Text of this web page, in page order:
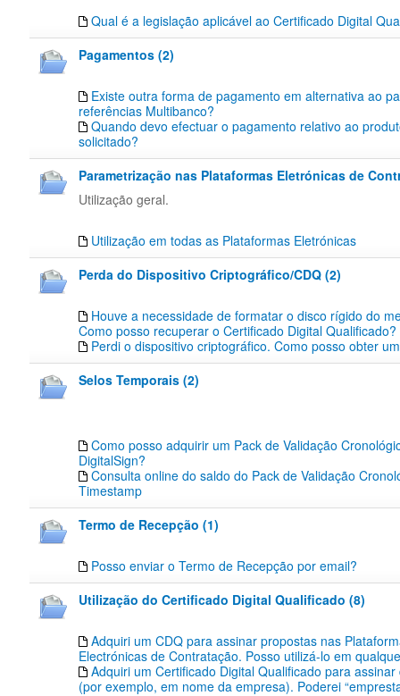
Qual é a legislação aplicável ao Certificado Digital
Pagamentos (2)
Existe outra forma de pagamento em alternativa ao
referências Multibanco?
Quando devo efectuar o pagamento relativo ao
solicitado?
Parametrização nas Plataformas Eletrónicas de
Utilização geral.
Utilização em todas as Plataformas Eletrónicas
Perda do Dispositivo Criptográfico/CDQ (2)
Houve a necessidade de formatar o disco rígido do
Como posso recuperar o Certificado Digital Qualificado?
Perdi o dispositivo criptográfico. Como posso obter
Selos Temporais (2)
Como posso adquirir um Pack de Validação
DigitalSign?
Consulta online do saldo do Pack de Validação
Timestamp
Termo de Recepção (1)
Posso enviar o Termo de Recepção por email?
Utilização do Certificado Digital Qualificado (8)
Adquiri um CDQ para assinar propostas nas
Electrónicas de Contratação. Posso utilizá-lo em
Adquiri um Certificado Digital Qualificado para
(por exemplo, em nome da empresa). Poderei